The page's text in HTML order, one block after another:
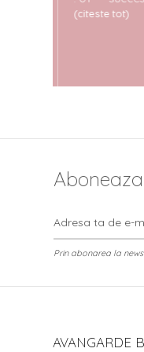
(citeste tot)
Prin abonarea la
AVANGARDE